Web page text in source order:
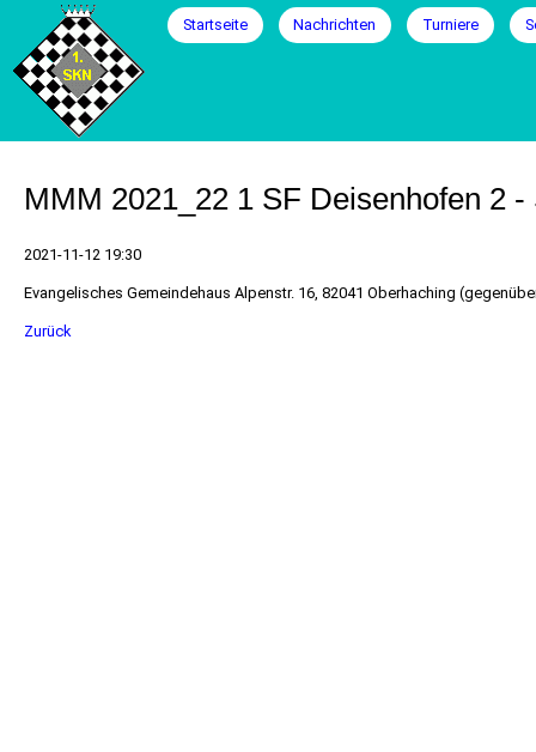
Navigation
überspringen
Startseite Nachrichten Turniere
MMM 2021_22 1 SF Deisenhofen 2
2021-11-12 19:30
Evangelisches Gemeindehaus Alpenstr. 16, 82041 Oberhaching
Zurück